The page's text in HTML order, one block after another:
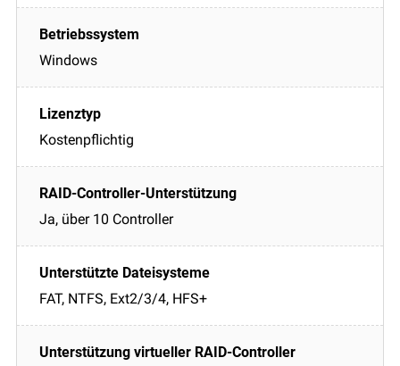
Windows
Kostenpflichtig
Ja, über 10 Controller
FAT, NTFS, Ext2/3/4, HFS+